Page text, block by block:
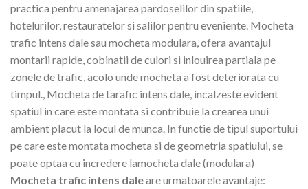
practica pentru amenajarea pardoselilor din spatiile,
hotelurilor, restauratelor si salilor pentru eveniente. Mocheta
trafic intens dale sau mocheta modulara, ofera avantajul
montarii rapide, cobinatii de culori si inlouirea partiala pe
zonele de trafic, acolo unde mocheta a fost deteriorata cu
timpul., Mocheta de tarafic intens dale, incalzeste evident
spatiul in care este montata si contribuie la crearea unui
ambient placut la locul de munca. In functie de tipul suportului
pe care este montata mocheta si de geometria spatiului, se
poate optaa cu incredere lamocheta dale (modulara)
Mocheta trafic intens daleare urmatoarele avantaje: